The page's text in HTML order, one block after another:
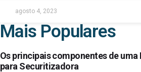
agosto 4, 2023
Mais Populares
Os principais componentes de
para Securitizadora